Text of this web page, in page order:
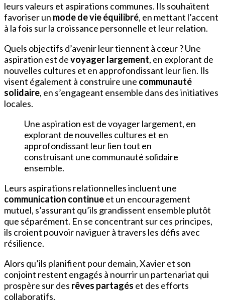
leurs valeurs et aspirations communes. Ils souhaitent
favoriser un mode de vie équilibré, en mettant l’accent
à la fois sur la croissance personnelle et leur relation.
Quels objectifs d’avenir leur tiennent à cœur ? Une
aspiration est devoyager largement, en explorant de
nouvelles cultures et en approfondissant leur lien. Ils
visent également à construire une communauté
solidaire, en s’engageant ensemble dans des initiatives
locales.
Une aspiration est de voyager largement, en
explorant de nouvelles cultures et en
approfondissant leur lien tout en
construisant une communauté solidaire
ensemble.
Leurs aspirations relationnelles incluent une
communication continueet un encouragement
mutuel, s’assurant qu’ils grandissent ensemble plutôt
que séparément. En se concentrant sur ces principes,
ils croient pouvoir naviguer à travers les défis avec
résilience.
Alors qu’ils planifient pour demain, Xavier et son
conjoint restent engagés à nourrir un partenariat qui
prospère sur des rêves partagés et des efforts
collaboratifs.